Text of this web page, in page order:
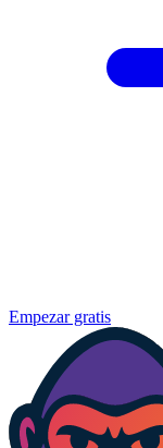
Empezar gratis